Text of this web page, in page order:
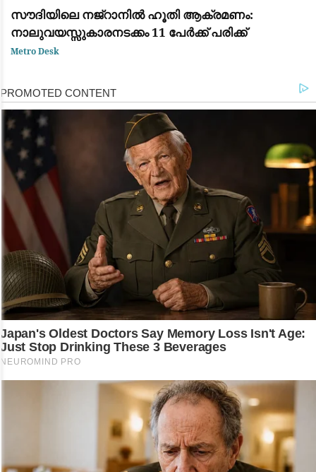
സൗദിയിലെ നജ്‌റാനിൽ ഹൂതി ആക്രമണം:
നാലുവയസ്സുകാരനടക്കം 11 പേർക്ക് പരിക്ക്
Metro Desk